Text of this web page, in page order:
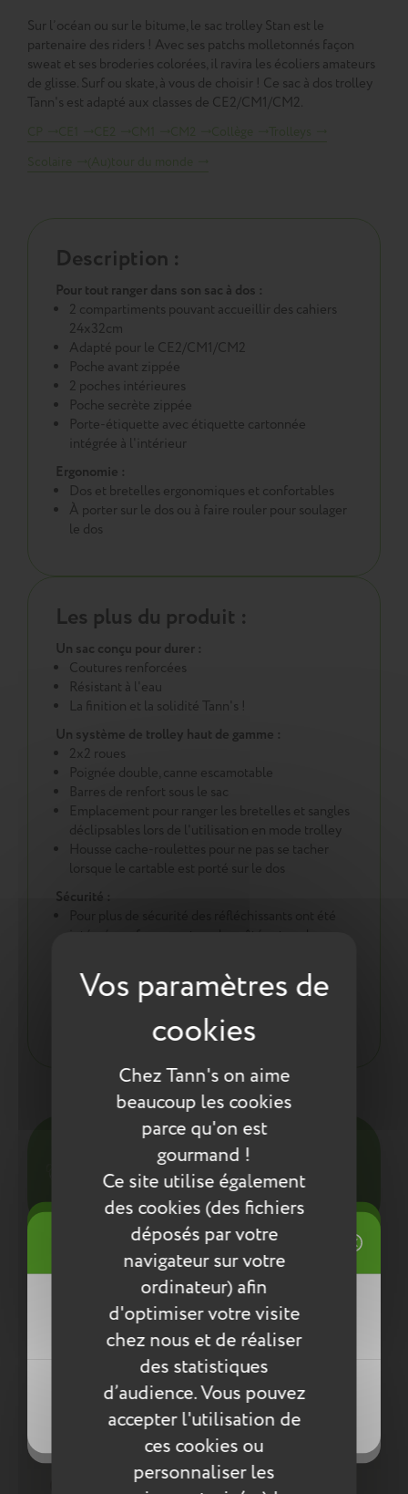
Chez Tann's on aime
beaucoup les cookies
parce qu'on est
gourmand !
Ce site utilise également
des cookies (des fichiers
déposés par votre
navigateur sur votre
ordinateur) afin
d'optimiser votre visite
chez nous et de réaliser
des statistiques
d’audience. Vous pouvez
accepter l'utilisation de
ces cookies ou
personnaliser les
Sur l’océan ou sur le bitume, le sac trolley Stan est le
partenaire des riders ! Avec ses patchs molletonnés façon
sweat et ses broderies colorées, il ravira les écoliers amateurs
de glisse. Surf ou skate, à vous de choisir ! Ce sac à dos trolley
Tann's est adapté aux classes de CE2/CM1/CM2.
Description :
Pour tout ranger dans son sac à dos :
2 compartiments pouvant accueillir des cahiers
24x32cm
Adapté pour le CE2/CM1/CM2
Poche avant zippée
2 poches intérieures
Poche secrète zippée
Porte-étiquette avec étiquette cartonnée
intégrée à l'intérieur
Ergonomie :
Dos et bretelles ergonomiques et confortables
À porter sur le dos ou à faire rouler pour soulager
le dos
Les plus du produit :
Un sac conçu pour durer :
Coutures renforcées
Résistant à l'eau
La finition et la solidité Tann's !
Un système de trolley haut de gamme :
2x2 roues
Poignée double, canne escamotable
Barres de renfort sous le sac
Emplacement pour ranger les bretelles et sangles
déclipsables lors de l'utilisation en mode trolley
Housse cache-roulettes pour ne pas se tacher
lorsque le cartable est porté sur le dos
Sécurité :
intégrés en face avant, sur les côtés et sur les
Une démarche éco responsable :
Tout pour la santé de votre enfant : respect des
normes environnementales européennes ReACH
Entretien
Pour l’entretien de nos produits, nous vous
conseillons d’utiliser un chiffon humide ou une
éponge légèrement humidifiée à l'eau
savonneuse. N’utilisez pas de produits agressifs
qui risqueraient de détériorer le produit.
Compléter la collection
Mes listes d'envies
Créer une nouvelle liste
((title))
((cancelText))
((createText))
Connexion
Vous devez être connecté pour ajouter
des produits à votre liste d'envies.
((cancelText))
((loginText))